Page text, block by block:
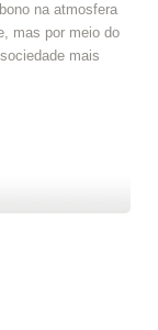
na atmosfera
mas por meio do
mais